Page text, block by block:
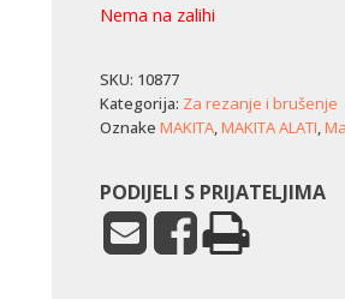
Nema na zalihi
SKU: 10877
Kategorija: Za rezanje i brušenje
Oznake MAKITA,MAKITA ALATI,
PODIJELI S PRIJATELJIMA